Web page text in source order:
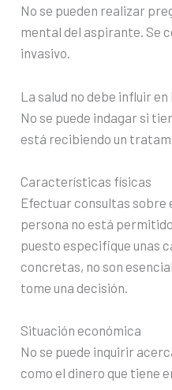
No se pueden realizar
mental del aspirante. Se
invasivo.
La salud no debe influir
No se puede indagar si
está recibiendo un
Características físicas
Efectuar consultas sobre
persona no está
puesto especifique unas
concretas, no son
tome una decisión.
Situación económica
No se puede inquirir
como el dinero que tiene